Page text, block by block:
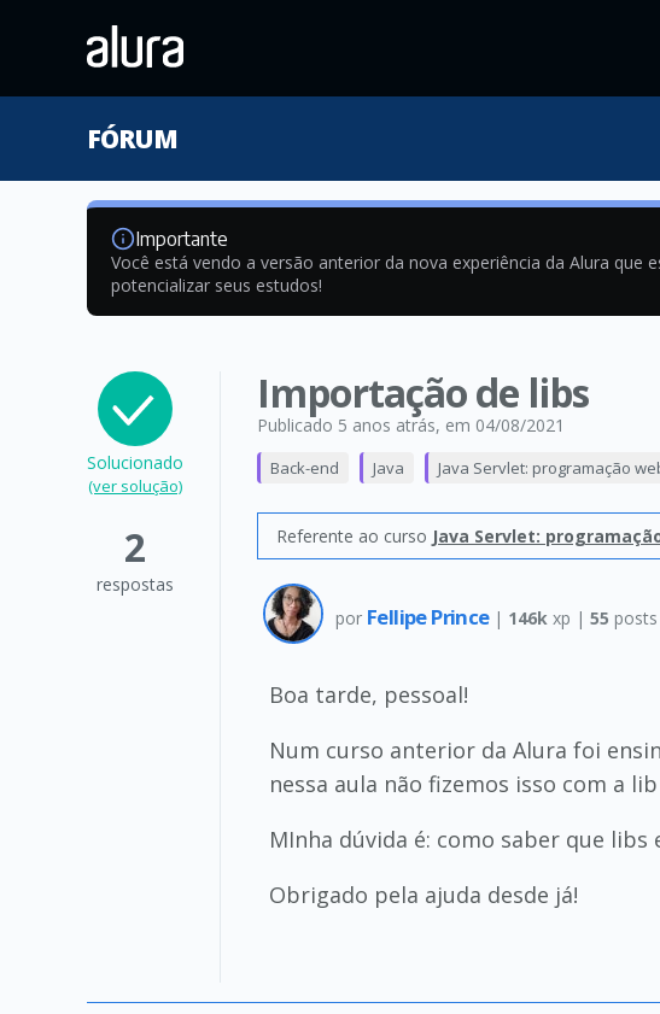
FÓRUM
Importante
Você está vendo a versão anterior da nova experiência da Alura
potencializar seus estudos!
Solucionado
(ver solução)
2
respostas
Importação de libs
Publicado 5 anos atrás, em 04/08/2021
Back-end Java Java Servlet: programação
Referente ao curso Java Servlet:
por Fellipe Prince | 146k xp | 55 posts
Boa tarde, pessoal!
Num curso anterior da Alura foi
nessa aula não fizemos isso com a
MInha dúvida é: como saber que
Obrigado pela ajuda desde já!